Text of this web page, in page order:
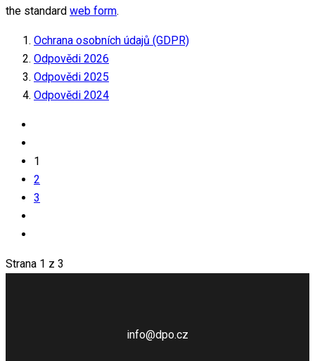
the standard web form.
Ochrana osobních údajů (GDPR)
Odpovědi 2026
Odpovědi 2025
Odpovědi 2024
1
2
3
Strana 1 z 3
info@dpo.cz